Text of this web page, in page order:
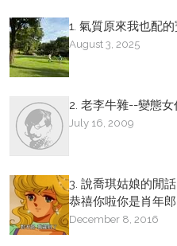
1. 氣質原來我也配
August 3, 2025
2. 老李牛雜--變態
July 16, 2009
3. 說喬琪姑娘的閒
恭禧你啦你是肖年郎
December 8, 2016